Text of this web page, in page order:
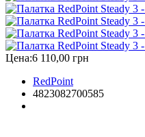
Цена:6 110,00 грн
RedPoint
4823082700585